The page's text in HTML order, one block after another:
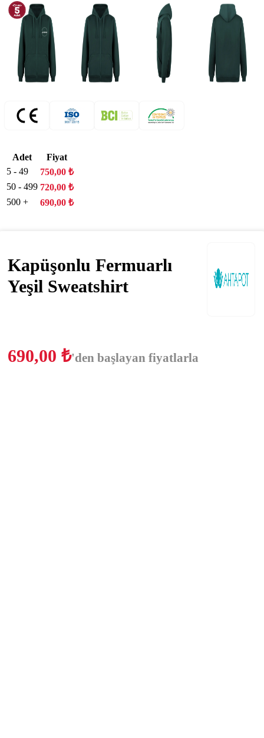
Adet
Fiyat
5 - 49
750,00 ₺
50 - 499 720,00 ₺
500 +
690,00 ₺
Kapüşonlu Fermuarlı
Yeşil Sweatshirt
690,00 ₺'den başlayan fiyatlarla